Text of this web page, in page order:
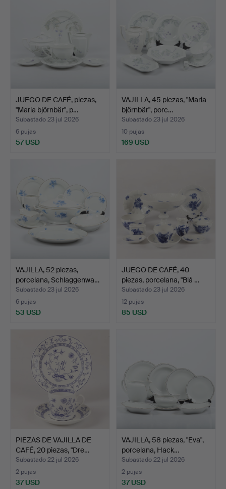
JUEGO DE CAFÉ, piezas,
"Maria björnbär", p…
Subastado 23 jul 2026
6 pujas
57 USD
VAJILLA, 45 piezas, "Maria
björnbär", porc…
Subastado 23 jul 2026
10 pujas
169 USD
VAJILLA, 52 piezas,
porcelana, Schlaggenwa…
Subastado 23 jul 2026
6 pujas
53 USD
JUEGO DE CAFÉ, 40
piezas, porcelana, "Blå …
Subastado 23 jul 2026
12 pujas
85 USD
PIEZAS DE VAJILLA DE
CAFÉ, 20 piezas, "Dre…
Subastado 22 jul 2026
2 pujas
37 USD
VAJILLA, 58 piezas, "Eva",
porcelana, Hack…
Subastado 22 jul 2026
2 pujas
37 USD